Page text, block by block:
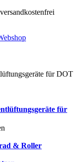
für DOT
für
& Roller